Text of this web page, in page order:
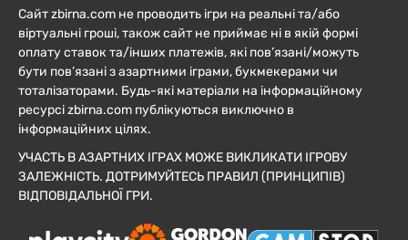
Сайт zbirna.com не проводить ігри на реальні та/або
віртуальні гроші, також сайт не приймає ні в якій формі
оплату ставок та/інших платежів, які пов’язані/можуть
бути пов’язані з азартними іграми, букмекерами чи
тоталізаторами. Будь-які матеріали на інформаційному
ресурсі zbirna.com публікуються виключно в
інформаційних цілях.
УЧАСТЬ В АЗАРТНИХ ІГРАХ МОЖЕ ВИКЛИКАТИ ІГРОВУ
ЗАЛЕЖНІСТЬ. ДОТРИМУЙТЕСЬ ПРАВИЛ (ПРИНЦИПІВ)
ВІДПОВІДАЛЬНОЇ ГРИ.